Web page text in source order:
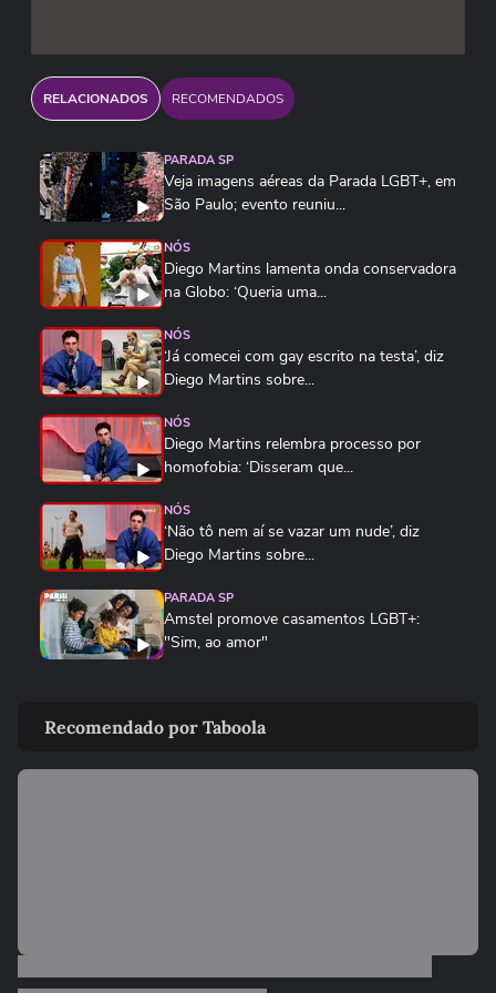
RELACIONADOS RECOMENDADOS
PARADA SP
Veja imagens aéreas da Parada LGBT+, em
São Paulo; evento reuniu...
NÓS
Diego Martins lamenta onda conservadora
na Globo: ‘Queria uma...
NÓS
‘Já comecei com gay escrito na testa’, diz
Diego Martins sobre...
NÓS
Diego Martins relembra processo por
homofobia: ‘Disseram que...
NÓS
‘Não tô nem aí se vazar um nude’, diz
Diego Martins sobre...
PARADA SP
Amstel promove casamentos LGBT+:
"Sim, ao amor"
Jupitter Pimentel sobre...
PARADA SP
Recomendado por Taboola